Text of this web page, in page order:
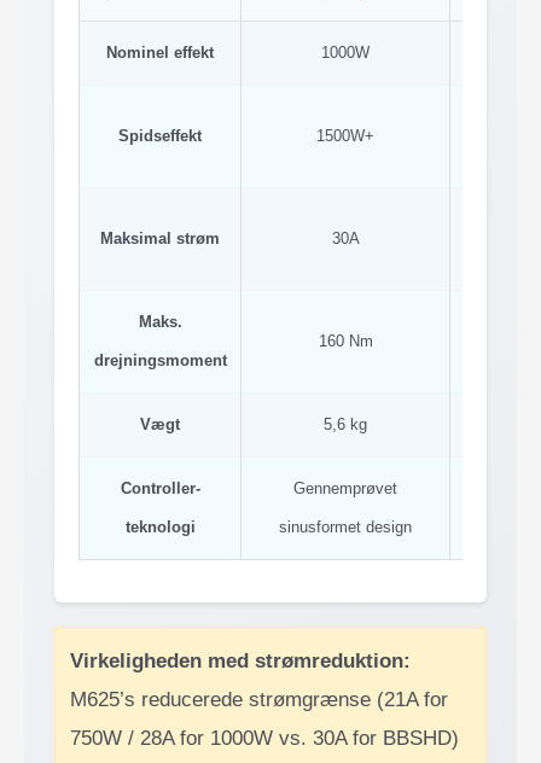
Nominel effekt 1000W
Spidseffekt 1500W+
Maksimal strøm 30A
Maks.
drejningsmoment
160 Nm
Vægt 5,6 kg
Controller-
teknologi
Gennemprøvet
sinusformet design
Virkeligheden med strømreduktion:
M625’s reducerede strømgrænse (21A for
750W / 28A for 1000W vs. 30A for BBSHD)